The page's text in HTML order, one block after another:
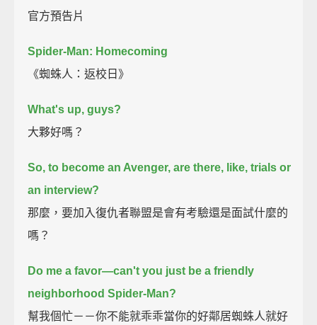
官方預告片
Spider-Man: Homecoming
《蜘蛛人：返校日》
What's up, guys?
大夥好嗎？
So, to become an Avenger, are there, like, trials or
an interview?
那麼，要加入復仇者聯盟是會有考驗還是面試什麼的
嗎？
Do me a favor—can't you just be a friendly
neighborhood Spider-Man?
幫我個忙－－你不能就乖乖當你的好鄰居蜘蛛人就好